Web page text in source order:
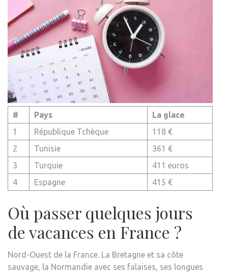
# Pays
La glace
1
République Tchèque
118 €
2
Tunisie
361 €
3
Turquie
411 euros
4
Espagne 415 €
Où passer quelques jours
de vacances en France ?
Nord-Ouest de la France. La Bretagne et sa côte
sauvage, la Normandie avec ses falaises, ses longues